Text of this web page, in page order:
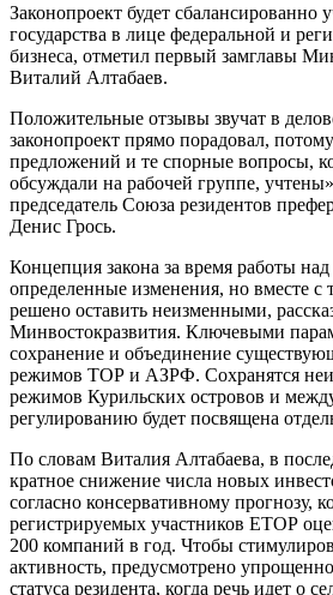
Законопроект будет сбалансированно
государства в лице федеральной и
бизнеса, отметил первый замглавы
Виталий Алтабаев.
Положительные отзывы звучат в
законопроект прямо порадовал,
предложений и те спорные вопросы,
обсуждали на рабочей группе,
председатель Союза резидентов
Денис Грось.
Концепция закона за время работы
определенные изменения, но вместе
решено оставить неизменными,
Минвостокразвития. Ключевыми
сохранение и объединение
режимов ТОР и АЗРФ. Сохранятся
режимов Курильских островов и
регулированию будет посвящена
По словам Виталия Алтабаева, в
кратное снижение числа новых
согласно консервативному прогнозу,
регистрируемых участников ЕТОР
200 компаний в год. Чтобы
активность, предусмотрено
статуса резидента, когда речь идет о